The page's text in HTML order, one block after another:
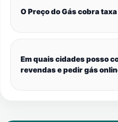
O Preço do Gás cobra
Em quais cidades posso
revendas e pedir gás